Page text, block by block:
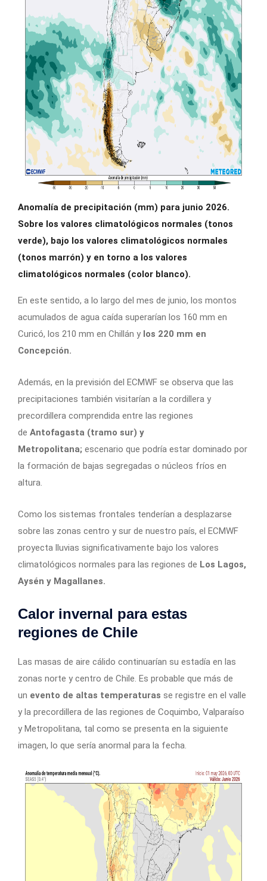
Anomalía de precipitación (mm) para junio 2026.
Sobre los valores climatológicos normales (tonos
verde), bajo los valores climatológicos normales
(tonos marrón) y en torno a los valores
climatológicos normales (color blanco).
En este sentido, a lo largo del mes de junio, los montos
acumulados de agua caída superarían los 160 mm en
Curicó, los 210 mm en Chillán y los 220 mm en
Concepción.
Además, en la previsión del ECMWF se observa que las
precipitaciones también visitarían a la cordillera y
precordillera comprendida entre las regiones
de Antofagasta (tramo sur) y
Metropolitana; escenario que podría estar dominado por
la formación de bajas segregadas o núcleos fríos en
altura.
Como los sistemas frontales tenderían a desplazarse
sobre las zonas centro y sur de nuestro país, el ECMWF
proyecta lluvias significativamente bajo los valores
climatológicos normales para las regiones de Los Lagos,
Aysén y Magallanes.
Calor invernal para estas
regiones de Chile
Las masas de aire cálido continuarían su estadía en las
zonas norte y centro de Chile. Es probable que más de
un evento de altas temperaturas se registre en el valle
y la precordillera de las regiones de Coquimbo, Valparaíso
y Metropolitana, tal como se presenta en la siguiente
imagen, lo que sería anormal para la fecha.